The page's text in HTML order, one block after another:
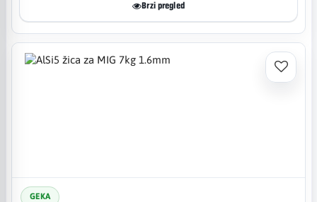
Brzi pregled
GEKA